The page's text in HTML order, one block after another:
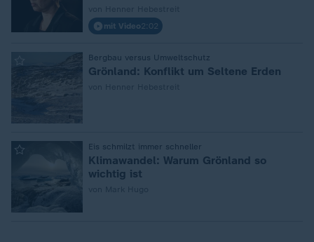
mit Video2:02
Bergbau versus Umweltschutz
Grönland: Konflikt um Seltene Erden
Eis schmilzt immer schneller
Klimawandel: Warum Grönland so
wichtig ist